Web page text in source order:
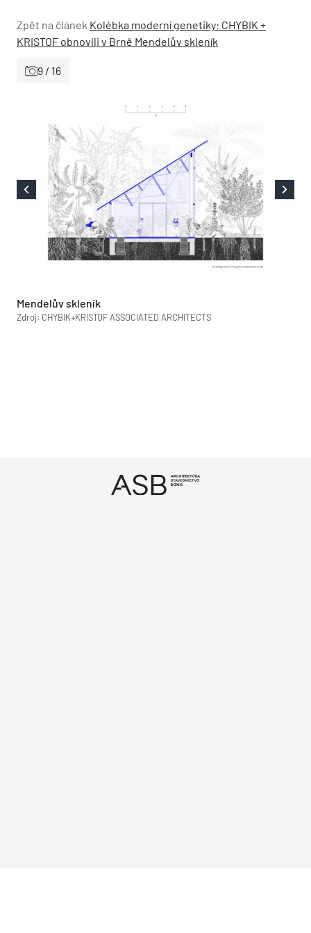
Zpět na článek Kolébka moderní genetiky: CHYBIK +
KRISTOF obnovili v Brně Mendelův skleník
9 / 16
Mendelův skleník
Zdroj: CHYBIK+KRISTOF ASSOCIATED ARCHITECTS